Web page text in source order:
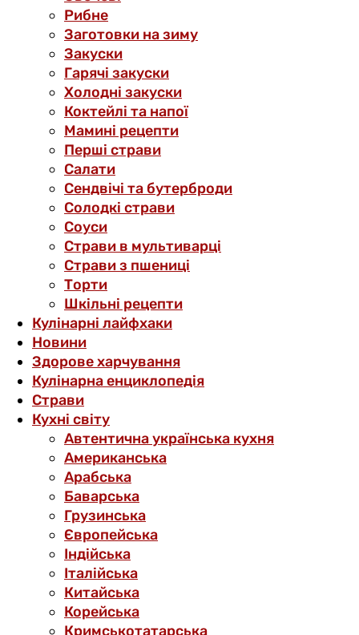
Рибне
Заготовки на зиму
Закуски
Гарячі закуски
Холодні закуски
Коктейлі та напої
Мамині рецепти
Перші страви
Салати
Сендвічі та бутерброди
Солодкі страви
Соуси
Страви в мультиварці
Страви з пшениці
Торти
Шкільні рецепти
Кулінарні лайфхаки
Новини
Здорове харчування
Кулінарна енциклопедія
Страви
Кухні світу
Автентична українська кухня
Американська
Арабська
Баварська
Грузинська
Європейська
Індійська
Італійська
Китайська
Корейська
Кримськотатарська